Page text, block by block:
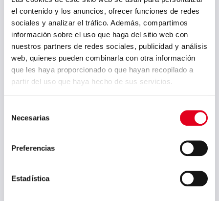
el contenido y los anuncios, ofrecer funciones de redes
sociales y analizar el tráfico. Además, compartimos
información sobre el uso que haga del sitio web con
nuestros partners de redes sociales, publicidad y análisis
web, quienes pueden combinarla con otra información
que les haya proporcionado o que hayan recopilado a
partir del uso que haya hecho de sus servicios.
Necesarias
Preferencias
Estadística
Email Adresse (*)
Land (*)